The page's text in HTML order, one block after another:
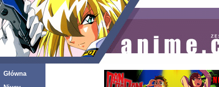
Główna